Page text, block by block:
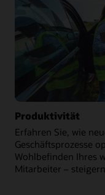
Produktivität
Erfahren Sie, wie
Geschäftsprozesse
Wohlbefinden Ihres
Mitarbeiter –